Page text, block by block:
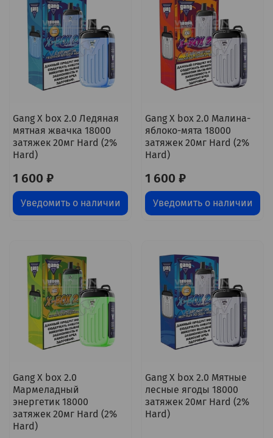
Gang X box 2.0 Ледяная
мятная жвачка 18000
затяжек 20мг Hard (2%
Hard)
1 600 ₽
Уведомить о наличии
Gang X box 2.0 Малина-
яблоко-мята 18000
затяжек 20мг Hard (2%
Hard)
1 600 ₽
Уведомить о наличии
Gang X box 2.0
Мармеладный
энергетик 18000
затяжек 20мг Hard (2%
Hard)
Gang X box 2.0 Мятные
лесные ягоды 18000
затяжек 20мг Hard (2%
Hard)